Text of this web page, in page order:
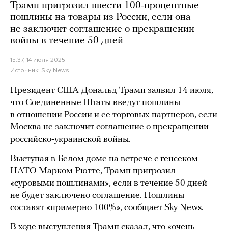
Трамп пригрозил ввести 100-процентные
пошлины на товары из России, если она
не заключит соглашение о прекращении
войны в течение 50 дней
15:37, 14 июля 2025
Источник: Sky News
Президент США Дональд Трамп заявил 14 июля,
что Соединенные Штаты введут пошлины
в отношении России и ее торговых партнеров, если
Москва не заключит соглашение о прекращении
российско-украинской войны.
Выступая в Белом доме на встрече с генсеком
НАТО Марком Рютте, Трамп пригрозил
«суровыми пошлинами», если в течение 50 дней
не будет заключено соглашение. Пошлины
составят «примерно 100%», сообщает Sky News.
В ходе выступления Трамп сказал, что «очень